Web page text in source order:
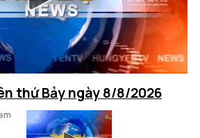
thứ Bảy ngày 8/8/2026